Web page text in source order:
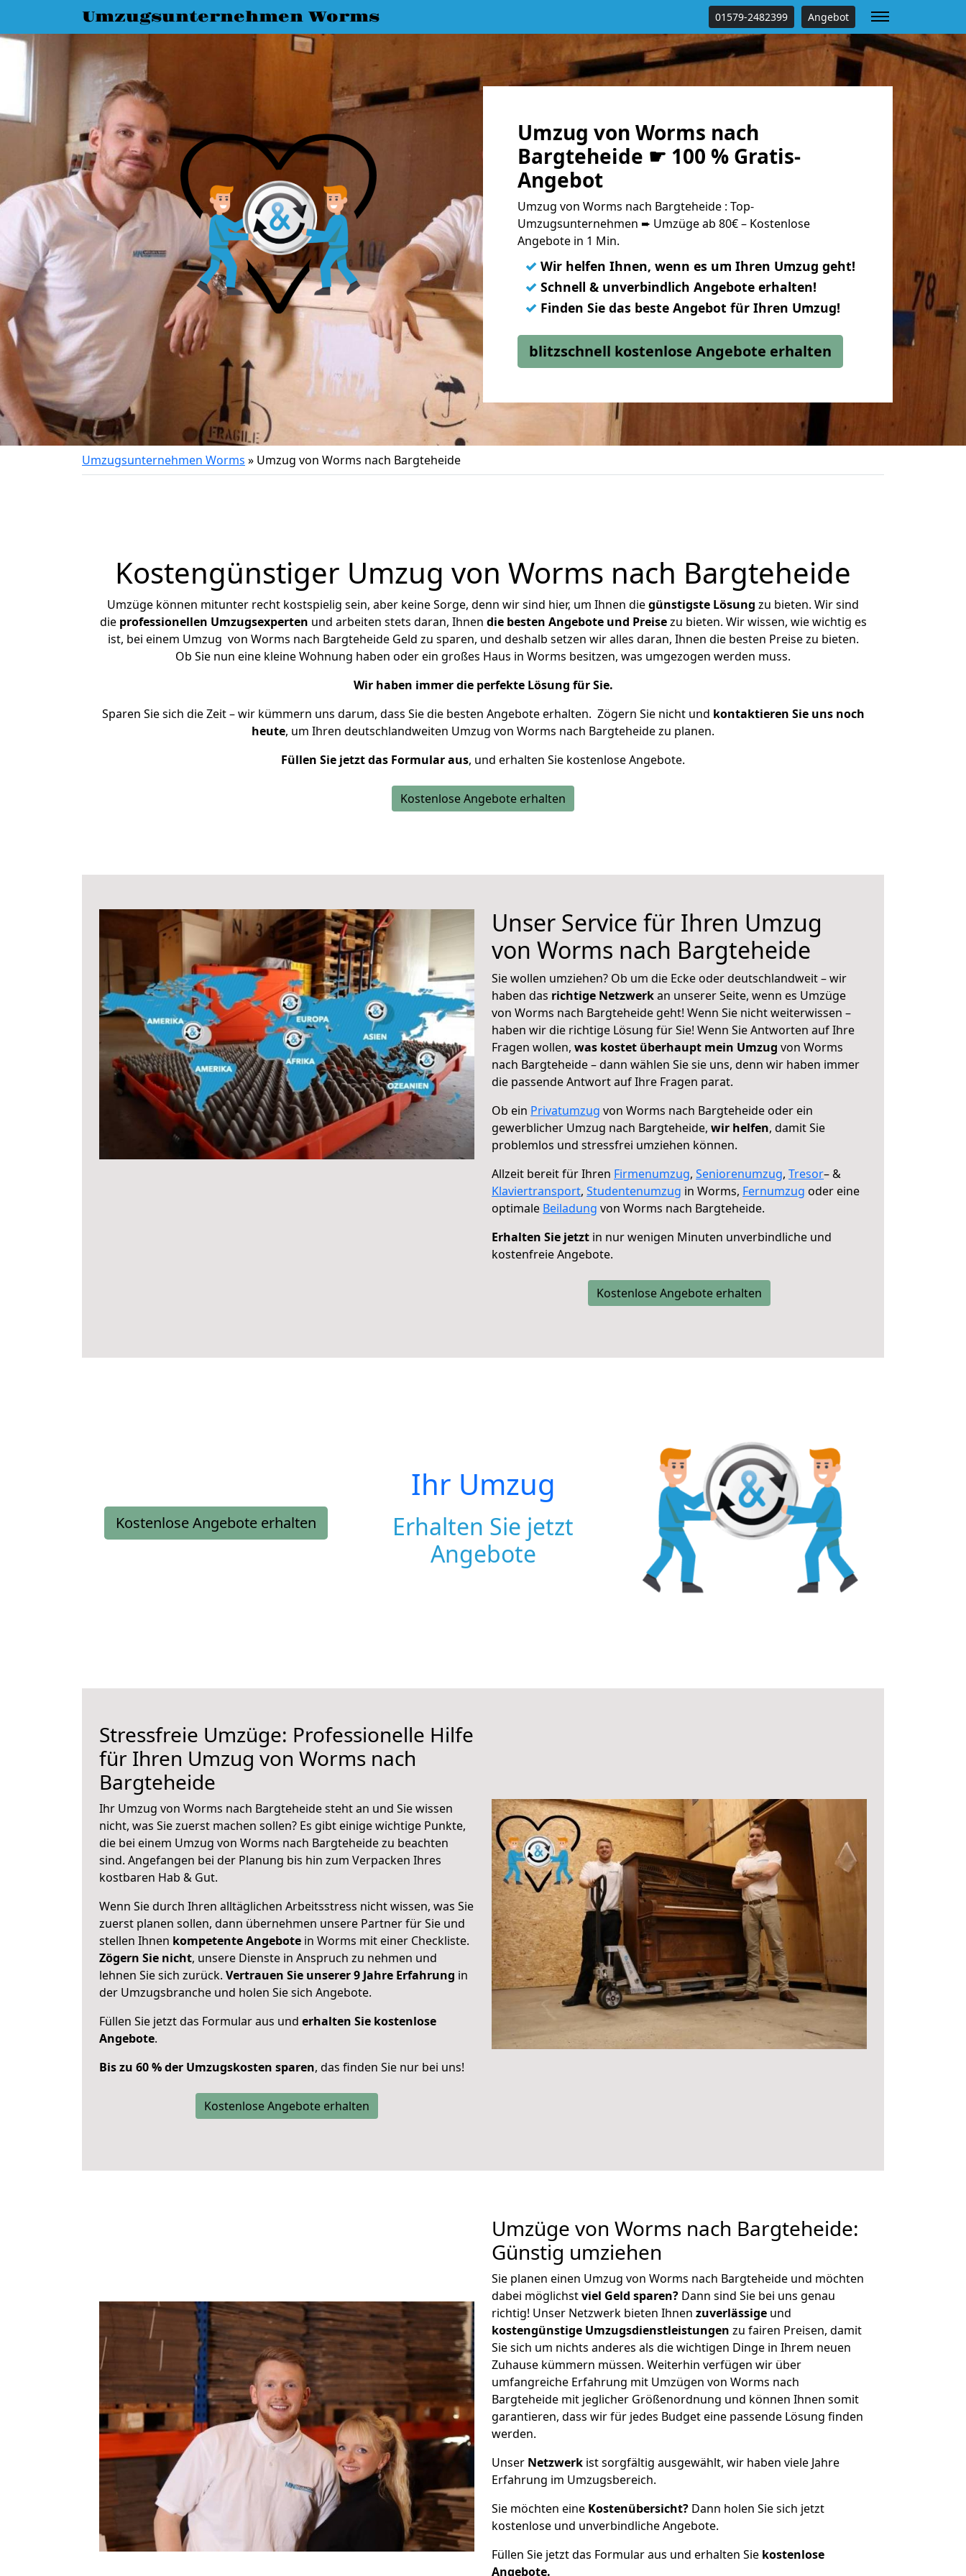
Umzugsunternehmen Worms 01579-2482399 Angebot
Umzug von Worms nach
Bargteheide ☛ 100 % Gratis-
Angebot
Umzug von Worms nach Bargteheide : Top-
Umzugsunternehmen ➨ Umzüge ab 80€ – Kostenlose
Angebote in 1 Min.
✓ Wir helfen Ihnen, wenn es um Ihren Umzug geht!
✓ Schnell & unverbindlich Angebote erhalten!
✓ Finden Sie das beste Angebot für Ihren Umzug!
blitzschnell kostenlose Angebote erhalten
Umzugsunternehmen Worms » Umzug von Worms nach Bargteheide
Kostengünstiger Umzug von Worms nach Bargteheide
Umzüge können mitunter recht kostspielig sein, aber keine Sorge, denn wir sind hier, um Ihnen diegünstigste Lösung zu bieten. Wir sind
die professionellen Umzugsexperten und arbeiten stets daran, Ihnen die besten Angebote und Preisezu bieten. Wir wissen, wie wichtig es
ist, bei einem Umzug von Worms nach Bargteheide Geld zu sparen, und deshalb setzen wir alles daran, Ihnen die besten Preise zu bieten.
Ob Sie nun eine kleine Wohnung haben oder ein großes Haus in Worms besitzen, was umgezogen werden muss.
Wir haben immer die perfekte Lösung für Sie.
Sparen Sie sich die Zeit – wir kümmern uns darum, dass Sie die besten Angebote erhalten. Zögern Sie nicht und kontaktieren Sie uns noch
heute, um Ihren deutschlandweiten Umzug von Worms nach Bargteheide zu planen.
Füllen Sie jetzt das Formular aus, und erhalten Sie kostenlose Angebote.
Kostenlose Angebote erhalten
Unser Service für Ihren Umzug
von Worms nach Bargteheide
Sie wollen umziehen? Ob um die Ecke oder deutschlandweit – wir
haben das richtige Netzwerkan unserer Seite, wenn es Umzüge
von Worms nach Bargteheide geht! Wenn Sie nicht weiterwissen –
haben wir die richtige Lösung für Sie! Wenn Sie Antworten auf Ihre
Fragen wollen, was kostet überhaupt mein Umzug von Worms
nach Bargteheide – dann wählen Sie sie uns, denn wir haben immer
die passende Antwort auf Ihre Fragen parat.
Ob ein Privatumzug von Worms nach Bargteheide oder ein
gewerblicher Umzug nach Bargteheide, wir helfen, damit Sie
problemlos und stressfrei umziehen können.
Allzeit bereit für Ihren Firmenumzug, Seniorenumzug, Tresor– &
Klaviertransport, Studentenumzug in Worms, Fernumzug oder eine
optimale Beiladung von Worms nach Bargteheide.
Erhalten Sie jetzt in nur wenigen Minuten unverbindliche und
kostenfreie Angebote.
Kostenlose Angebote erhalten
Kostenlose Angebote erhalten
Ihr Umzug
Erhalten Sie jetzt
Angebote
Stressfreie Umzüge: Professionelle Hilfe
für Ihren Umzug von Worms nach
Bargteheide
Ihr Umzug von Worms nach Bargteheide steht an und Sie wissen
nicht, was Sie zuerst machen sollen? Es gibt einige wichtige Punkte,
die bei einem Umzug von Worms nach Bargteheide zu beachten
sind. Angefangen bei der Planung bis hin zum Verpacken Ihres
kostbaren Hab & Gut.
Wenn Sie durch Ihren alltäglichen Arbeitsstress nicht wissen, was Sie
zuerst planen sollen, dann übernehmen unsere Partner für Sie und
stellen Ihnen kompetente Angebote in Worms mit einer Checkliste.
Zögern Sie nicht, unsere Dienste in Anspruch zu nehmen und
lehnen Sie sich zurück. Vertrauen Sie unserer 9 Jahre Erfahrung in
der Umzugsbranche und holen Sie sich Angebote.
Füllen Sie jetzt das Formular aus und erhalten Sie kostenlose
Angebote.
Bis zu 60 % der Umzugskosten sparen, das finden Sie nur bei uns!
Kostenlose Angebote erhalten
Umzüge von Worms nach Bargteheide:
Günstig umziehen
Sie planen einen Umzug von Worms nach Bargteheide und möchten
dabei möglichstviel Geld sparen? Dann sind Sie bei uns genau
richtig! Unser Netzwerk bieten Ihnen zuverlässige und
kostengünstige Umzugsdienstleistungen zu fairen Preisen, damit
Sie sich um nichts anderes als die wichtigen Dinge in Ihrem neuen
Zuhause kümmern müssen. Weiterhin verfügen wir über
umfangreiche Erfahrung mit Umzügen von Worms nach
Bargteheide mit jeglicher Größenordnung und können Ihnen somit
garantieren, dass wir für jedes Budget eine passende Lösung finden
werden.
Unser Netzwerk ist sorgfältig ausgewählt, wir haben viele Jahre
Erfahrung im Umzugsbereich.
Sie möchten eine Kostenübersicht? Dann holen Sie sich jetzt
kostenlose und unverbindliche Angebote.
Füllen Sie jetzt das Formular aus und erhalten Sie kostenlose
Angebote.